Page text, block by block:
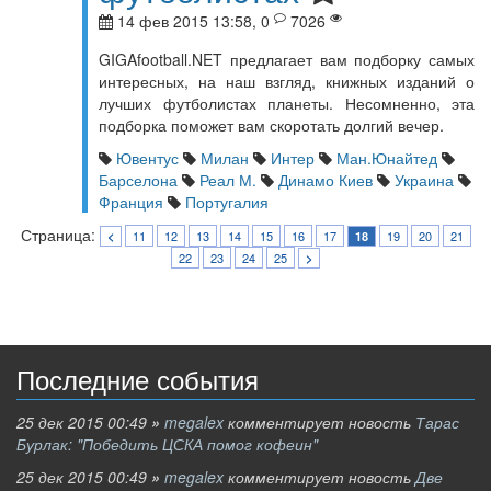
14 фев 2015 13:58, 0
7026
GIGAfootball.NET предлагает вам подборку самых
интересных, на наш взгляд, книжных изданий о
лучших футболистах планеты. Несомненно, эта
подборка поможет вам скоротать долгий вечер.
Ювентус
Милан Интер
Ман.Юнайтед
Барселона
Реал М. Динамо Киев
Украина
Франция
Португалия
Страница:
< 11 12 13 14 15 16 17 18 19 20
21
22
23 24 25 >
Последние события
25 дек 2015 00:49 » megalex комментирует новость Тарас
Бурлак: "Победить ЦСКА помог кофеин"
25 дек 2015 00:49 » megalex комментирует новостьДве